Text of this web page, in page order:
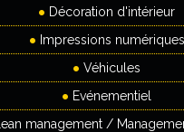
Décoration d'intérieur
Impressions numériques
Véhicules
Evénementiel
Lean management /